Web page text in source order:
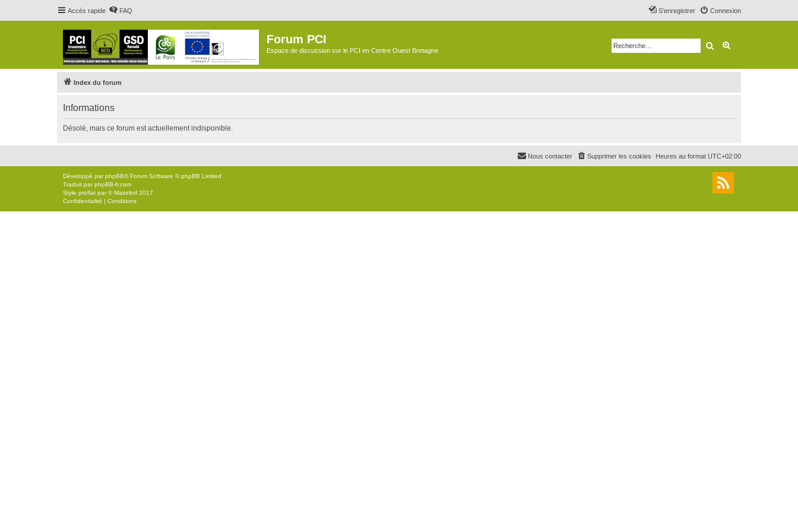
Accès rapide FAQ Connexion
S’enregistrer
Forum PCI
Espace de discussion sur le PCI en Centre Ouest Bretagne Rechercher
Index du forum
Informations
Désolé, mais ce forum est actuellement indisponible.
Heures au format UTC+02:00
Supprimer les cookies
Nous contacter
Développé parphpBB® Forum Software © phpBB Limited
Traduit parphpBB-fr.com
Style proflat par ©Mazeltof 2017
Confidentialité | Conditions